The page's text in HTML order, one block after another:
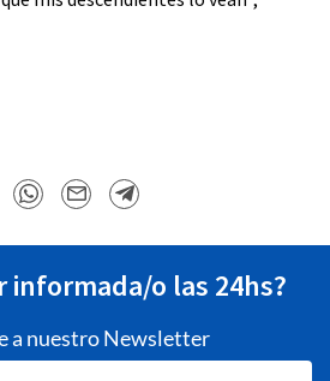
informada/o las 24hs?
a nuestro Newsletter